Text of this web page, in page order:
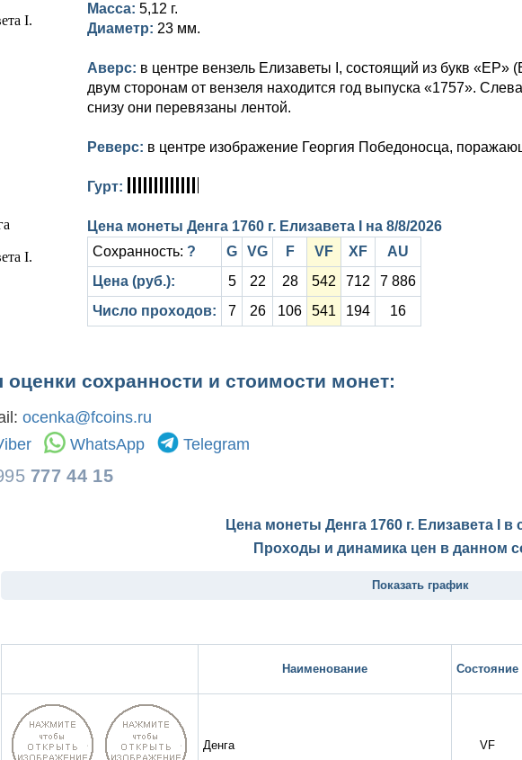
Масса: 5,12 г.
Диаметр: 23 мм.
Аверс: в центре вензель Елизаветы I, состоящий из букв
двум сторонам от вензеля находится год выпуска «1757».
снизу они перевязаны лентой.
Реверс: в центре изображение Георгия Победоносца,
Гурт:
Цена монеты Денга 1760 г. Елизавета I на 8/8/2026
Сохранность: ? G VG F VF XF
AU
Цена (руб.):
5 22 28 542 712
7 886
Число проходов:
7 26 106 541 194 16
оценки сохранности и стоимости монет:
ocenka@fcoins.ru
WhatsApp Telegram
777 44 15
Цена монеты Денга 1760 г. Елизавета I в
Проходы и динамика цен в данном
Показать график
Наименование Состояние
Денга VF